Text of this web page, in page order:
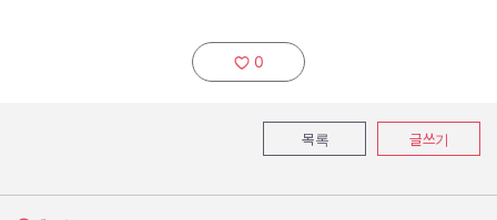
추천하기:
0
목록 글쓰기